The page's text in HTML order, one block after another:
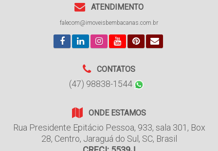
ATENDIMENTO
falecom@imoveisbembacanas.com.br
CONTATOS
(47) 98838-1544
ONDE ESTAMOS
Rua Presidente Epitácio Pessoa, 933, sala 301, Box
28, Centro, Jaraguá do Sul , SC, Brasil